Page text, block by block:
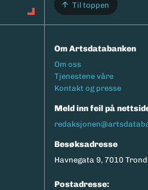
Til toppen
Om Artsdatabanken
Footermeny
Om oss
Tjenestene våre
Kontakt og presse
Meld inn feil på
Besøksadresse
Havnegata 9, 7010
Postadresse: